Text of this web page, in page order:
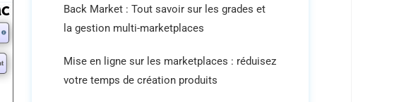
Back Market : Tout savoir sur les grades et
la gestion multi-marketplaces
Mise en ligne sur les marketplaces : réduisez
votre temps de création produits